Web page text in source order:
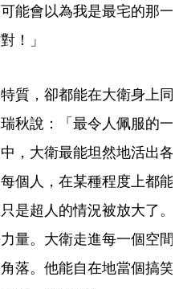
能會以為我是最宅的那一
！」
質，卻都能在大衛身上同
秋說：「最令人佩服的一
，大衛最能坦然地活出各
個人，在某種程度上都能
是超人的情況被放大了。
量。大衛走進每一個空間
落。他能自在地當個搞笑